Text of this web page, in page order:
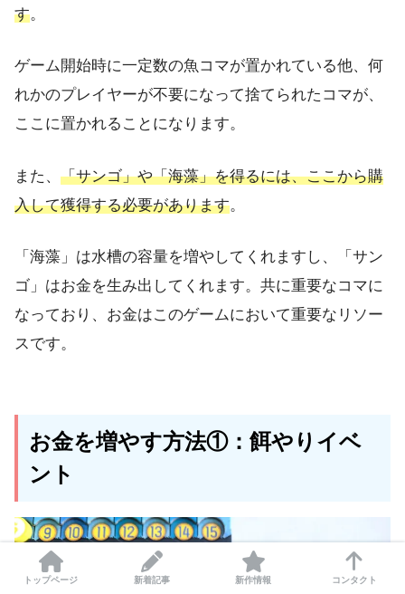
す。
ゲーム開始時に一定数の魚コマが置かれている他、何
れかのプレイヤーが不要になって捨てられたコマが、
ここに置かれることになります。
また、 「サンゴ」や「海藻」を得るには、ここから購
入して獲得する必要があります。
「海藻」は水槽の容量を増やしてくれますし、「サン
ゴ」はお金を生み出してくれます。共に重要なコマに
なっており、お金はこのゲームにおいて重要なリソー
スです。
お金を増やす方法①：餌やりイベ
ント
トップページ 新着記事 新作情報 コンタクト